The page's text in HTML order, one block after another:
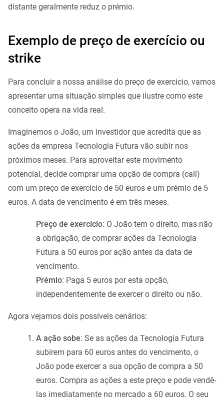
distante geralmente reduz o prémio.
Exemplo de preço de exercício ou
strike
Para concluir a nossa análise do preço de exercício, vamos
apresentar uma situação simples que ilustre como este
conceito opera na vida real.
Imaginemos o João, um investidor que acredita que as
ações da empresa Tecnologia Futura vão subir nos
próximos meses. Para aproveitar este movimento
potencial, decide comprar uma opção de compra (call)
com um preço de exercício de 50 euros e um prémio de 5
euros. A data de vencimento é em três meses.
Preço de exercício: O João tem o direito, mas não
a obrigação, de comprar ações da Tecnologia
Futura a 50 euros por ação antes da data de
vencimento.
Prémio: Paga 5 euros por esta opção,
independentemente de exercer o direito ou não.
Agora vejamos dois possíveis cenários:
A ação sobe: Se as ações da Tecnologia Futura
subirem para 60 euros antes do vencimento, o
João pode exercer a sua opção de compra a 50
euros. Compra as ações a este preço e pode vendê-
las imediatamente no mercado a 60 euros. O seu